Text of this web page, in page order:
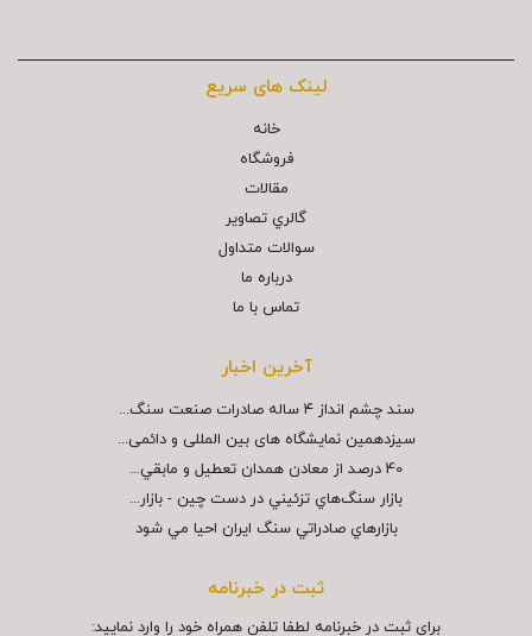
لینک های سریع
خانه
فروشگاه
مقالات
گالري تصاوير
سوالات متداول
درباره ما
تماس با ما
آخرین اخبار
سند چشم انداز ۴ ساله صادرات صنعت سنگ...
سیزدهمین نمایشگاه های بین المللی و دائمی...
40 درصد از معادن همدان تعطيل و مابقي...
بازار سنگ‌هاي تزئيني در دست چين - بازار...
بازارهاي صادراتي سنگ ايران احيا مي شود
ثبت در خبرنامه
برای ثبت در خبرنامه لطفا تلفن همراه خود را وارد نمایید: